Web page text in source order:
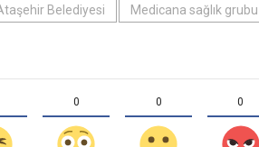
Belediyesi Medicana sağlık grubu
0 0 0